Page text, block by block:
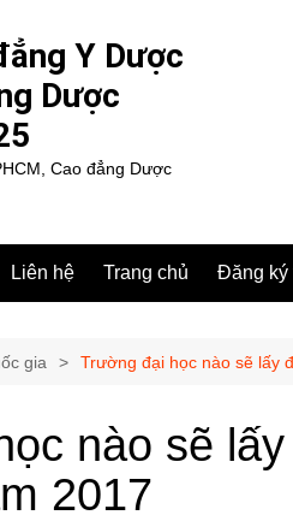
Y Dược
Dược
Cao đẳng Dược
Liên hệ Trang chủ Đăng ký
gia Trường đại học nào sẽ lấy
nào sẽ
2017